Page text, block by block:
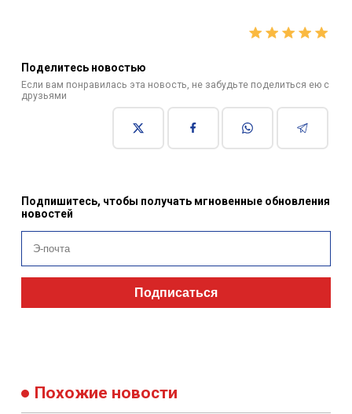
Поделитесь новостью
Если вам понравилась эта новость, не забудьте поделиться ею с
друзьями
Подпишитесь, чтобы получать мгновенные обновления
новостей
Подписаться
Похожие новости